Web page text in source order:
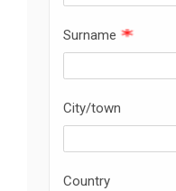
Surname
City/town
Country